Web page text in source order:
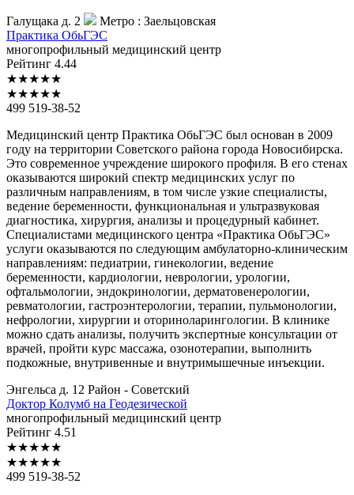
Галущака д. 2 Метро : Заельцовская
Практика ОбьГЭС
многопрофильный медицинский центр
Рейтинг 4.44
★★★★★
★★★★★
499 519-38-52
Медицинский центр Практика ОбьГЭС был основан в 2009
году на территории Советского района города Новосибирска.
Это современное учреждение широкого профиля. В его стенах
оказываются широкий спектр медицинских услуг по
различным направлениям, в том числе узкие специалисты,
ведение беременности, функциональная и ультразвуковая
диагностика, хирургия, анализы и процедурный кабинет.
Специалистами медицинского центра «Практика ОбьГЭС»
услуги оказываются по следующим амбулаторно-клиническим
направлениям: педиатрии, гинекологии, ведение
беременности, кардиологии, неврологии, урологии,
офтальмологии, эндокринологии, дерматовенерологии,
ревматологии, гастроэнтерологии, терапии, пульмонологии,
нефрологии, хирургии и оториноларингологии. В клинике
можно сдать анализы, получить экспертные консультации от
врачей, пройти курс массажа, озонотерапии, выполнить
подкожные, внутривенные и внутримышечные инъекции.
Энгельса д. 12 Район - Советский
Доктор Колумб на Геодезической
многопрофильный медицинский центр
Рейтинг 4.51
★★★★★
★★★★★
499 519-38-52